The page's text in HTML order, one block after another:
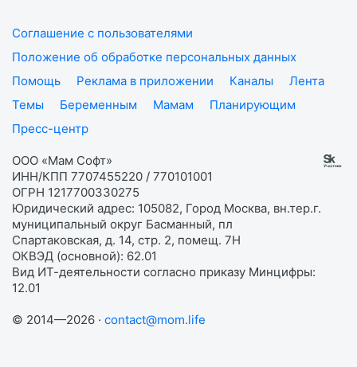
Соглашение с пользователями
Положение об обработке персональных данных
Помощь
Реклама в приложении Каналы
Лента
Темы
Беременным Мамам
Планирующим
Пресс-центр
ООО «Мам Софт»
ИНН/КПП 7707455220 / 770101001
ОГРН 1217700330275
Юридический адрес: 105082, Город Москва, вн.тер.г.
муниципальный округ Басманный, пл
Спартаковская, д. 14, стр. 2, помещ. 7Н
ОКВЭД (основной): 62.01
Вид ИТ-деятельности согласно приказу Минцифры:
12.01
© 2014—2026 · contact@mom.life